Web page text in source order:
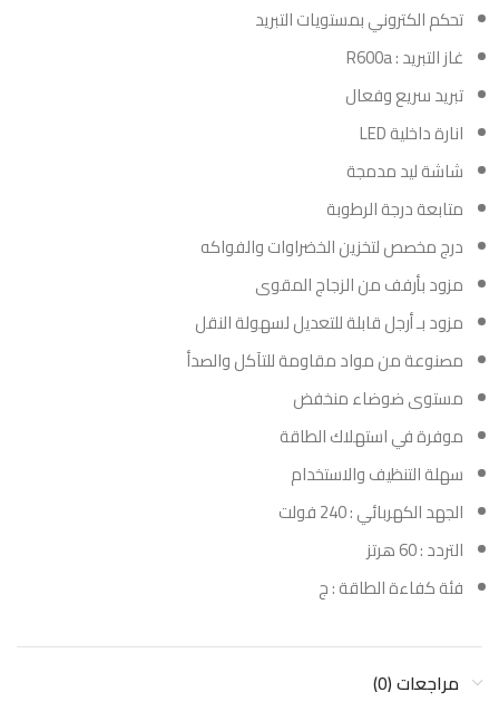
تحكم الكتروني بمستويات التبريد
غاز التبريد : R600a
تبريد سريع وفعال
انارة داخلية LED
شاشة ليد مدمجة
متابعة درجة الرطوبة
درج مخصص لتخزين الخضراوات والفواكه
مزود بأرفف من الزجاج المقوى
مزود بـ أرجل قابلة للتعديل لسهولة النقل
مصنوعة من مواد مقاومة للتآكل والصدأ
مستوى ضوضاء منخفض
موفرة في استهلاك الطاقة
سهلة التنظيف والاستخدام
الجهد الكهربائي : 240 فولت
التردد : 60 هرتز
فئة كفاءة الطاقة : ج
مراجعات (0)